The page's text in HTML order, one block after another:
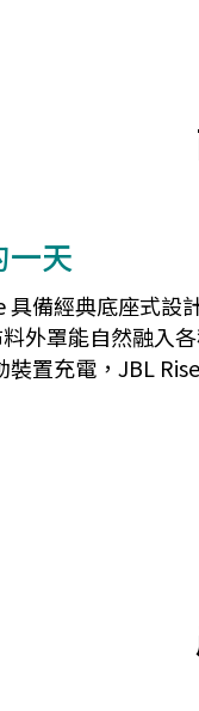
一天
備經典底座式
外罩能自然融入
置充電，JBL